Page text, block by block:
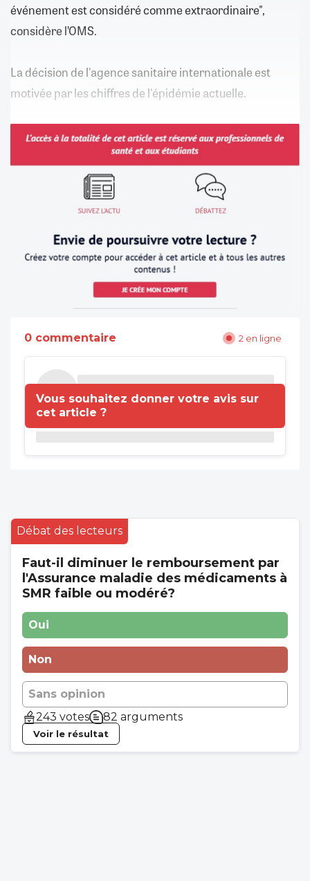
événement est considéré comme extraordinaire",
considère l’OMS.
La décision de l'agence sanitaire internationale est
motivée par les chiffres de l'épidémie actuelle.
0 commentaire 2 en ligne
Vous souhaitez donner votre avis sur
cet article ?
Débat des lecteurs
Faut-il diminuer le remboursement par
l'Assurance maladie des médicaments à
SMR faible ou modéré?
Oui
Non
Sans opinion
243 votes
82 arguments
Voir le résultat